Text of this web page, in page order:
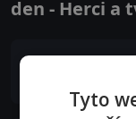
den - Herci a
김희선
Tyto